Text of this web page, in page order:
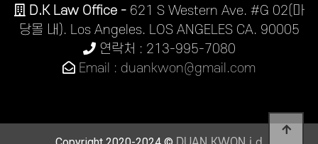
D.K Law Office - 621 S Western Ave. #G 02(마
당몰 내). Los Angeles. LOS ANGELES CA. 90005
연락처 : 213-995-7080
Email : duankwon@gmail.com